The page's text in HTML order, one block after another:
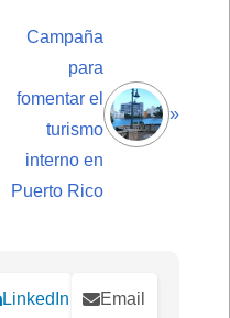
Campaña
para
fomentar el
turismo
interno en
Puerto Rico
»
LinkedIn Email